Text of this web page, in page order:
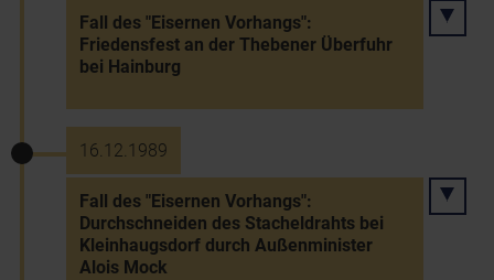
Fall des "Eisernen Vorhangs":
Friedensfest an der Thebener Überfuhr
bei Hainburg
16.12.1989
Fall des "Eisernen Vorhangs":
Durchschneiden des Stacheldrahts bei
Kleinhaugsdorf durch Außenminister
Alois Mock